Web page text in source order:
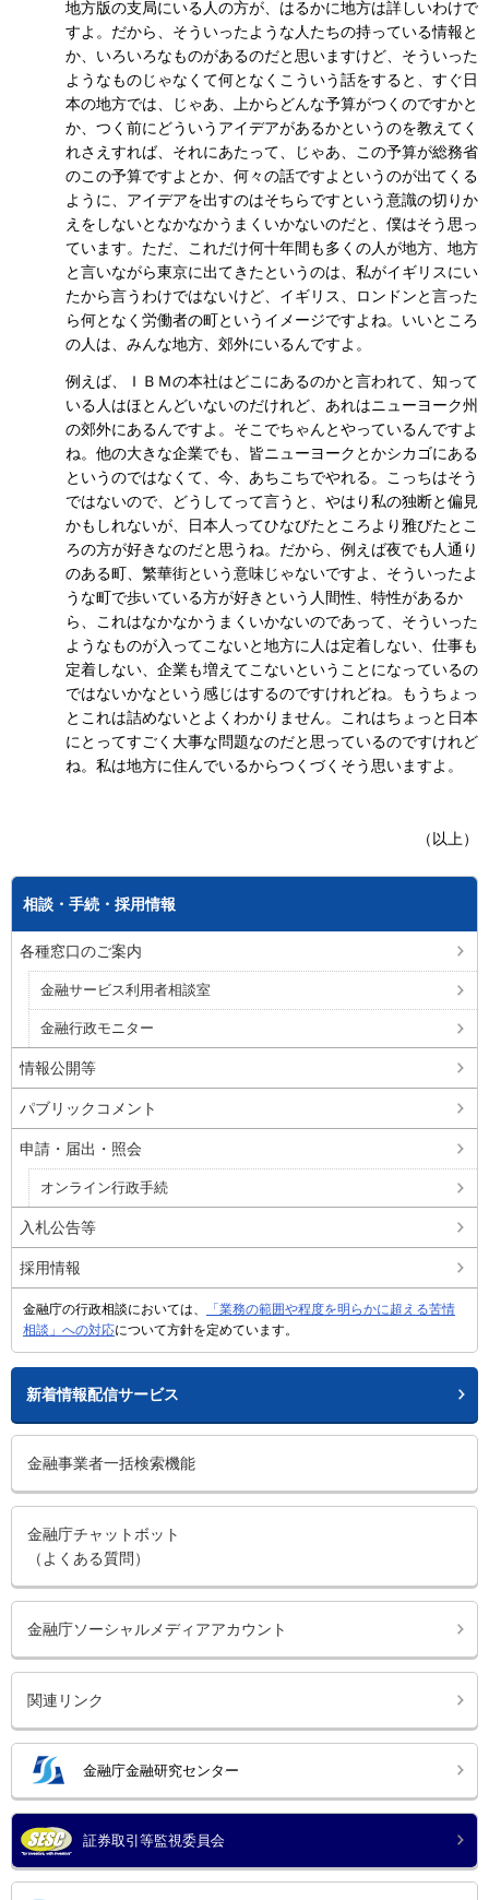
地方版の支局にいる人の方が、はるかに地方は詳しいわけで
すよ。だから、そういったような人たちの持っている情報と
か、いろいろなものがあるのだと思いますけど、そういった
ようなものじゃなくて何となくこういう話をすると、すぐ日
本の地方では、じゃあ、上からどんな予算がつくのですかと
か、つく前にどういうアイデアがあるかというのを教えてく
れさえすれば、それにあたって、じゃあ、この予算が総務省
のこの予算ですよとか、何々の話ですよというのが出てくる
ように、アイデアを出すのはそちらですという意識の切りか
えをしないとなかなかうまくいかないのだと、僕はそう思っ
ています。ただ、これだけ何十年間も多くの人が地方、地方
と言いながら東京に出てきたというのは、私がイギリスにい
たから言うわけではないけど、イギリス、ロンドンと言った
ら何となく労働者の町というイメージですよね。いいところ
の人は、みんな地方、郊外にいるんですよ。
例えば、ＩＢＭの本社はどこにあるのかと言われて、知って
いる人はほとんどいないのだけれど、あれはニューヨーク州
の郊外にあるんですよ。そこでちゃんとやっているんですよ
ね。他の大きな企業でも、皆ニューヨークとかシカゴにある
というのではなくて、今、あちこちでやれる。こっちはそう
ではないので、どうしてって言うと、やはり私の独断と偏見
かもしれないが、日本人ってひなびたところより雅びたとこ
ろの方が好きなのだと思うね。だから、例えば夜でも人通り
のある町、繁華街という意味じゃないですよ、そういったよ
うな町で歩いている方が好きという人間性、特性があるか
ら、これはなかなかうまくいかないのであって、そういった
ようなものが入ってこないと地方に人は定着しない、仕事も
定着しない、企業も増えてこないということになっているの
ではないかなという感じはするのですけれどね。もうちょっ
とこれは詰めないとよくわかりません。これはちょっと日本
にとってすごく大事な問題なのだと思っているのですけれど
ね。私は地方に住んでいるからつくづくそう思いますよ。
（以上）
相談・手続・採用情報
各種窓口のご案内
金融サービス利用者相談室
金融行政モニター
情報公開等
パブリックコメント
申請・届出・照会
オンライン行政手続
入札公告等
採用情報
金融庁の行政相談においては、
「業務の範囲や程度を明らかに超える苦情
相談」への対応について方針を定めています。
新着情報配信サービス
金融事業者一括検索機能
金融庁チャットボット
（よくある質問）
金融庁ソーシャルメディアアカウント
関連リンク
金融庁金融研究センター
証券取引等監視委員会